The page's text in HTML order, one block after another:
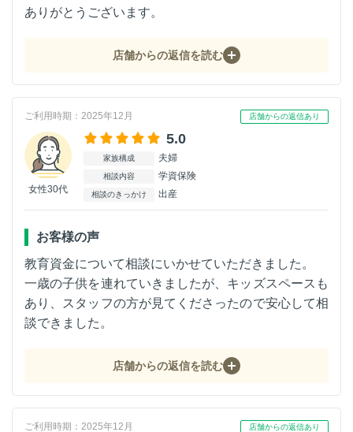
ありがとうございます。
店舗からの返信を読む
ご利用時期：2025年12月 店舗からの返信あり
女性30代
5.0
家族構成 夫婦
相談内容 学資保険
相談のきっかけ 出産
お客様の声
教育資金について相談にいかせていただきました。
一歳の子供を連れていきましたが、キッズスペースも
あり、スタッフの方が見てくださったので安心して相
談できました。
店舗からの返信を読む
ご利用時期：2025年12月 店舗からの返信あり